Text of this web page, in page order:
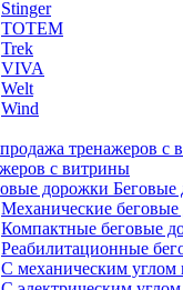
Stinger
TOTEM
Trek
VIVA
Welt
Wind
с витрины
Беговые
Механические
Компактные беговые
Реабилитационные
С механическим углом